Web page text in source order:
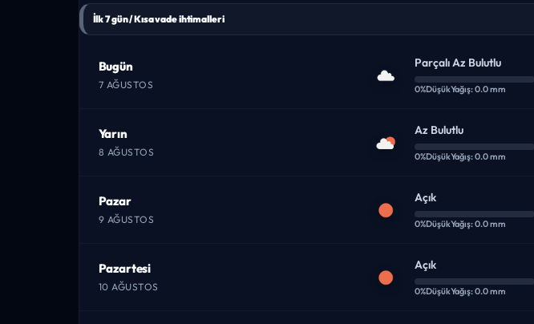
İlk 7 gün / Kısa vade ihtimalleri
Bugün
7 AĞUSTOS
Parçalı Az Bulutlu
0%DüşükYağış: 0.0 mm
Yarın
8 AĞUSTOS
Az Bulutlu
0%DüşükYağış: 0.0 mm
Pazar
9 AĞUSTOS
Açık
0%DüşükYağış: 0.0 mm
Pazartesi
10 AĞUSTOS
Açık
0%DüşükYağış: 0.0 mm